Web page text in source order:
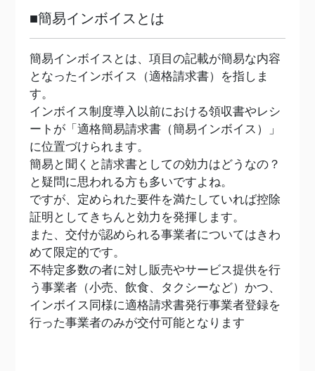
■簡易インボイスとは
簡易インボイスとは、項目の記載が簡易な内容
となったインボイス（適格請求書）を指しま
す。
インボイス制度導入以前における領収書やレシ
ートが「適格簡易請求書（簡易インボイス）」
に位置づけられます。
簡易と聞くと請求書としての効力はどうなの？
と疑問に思われる方も多いですよね。
ですが、定められた要件を満たしていれば控除
証明としてきちんと効力を発揮します。
また、交付が認められる事業者についてはきわ
めて限定的です。
不特定多数の者に対し販売やサービス提供を行
う事業者（小売、飲食、タクシーなど）かつ、
インボイス同様に適格請求書発行事業者登録を
行った事業者のみが交付可能となります